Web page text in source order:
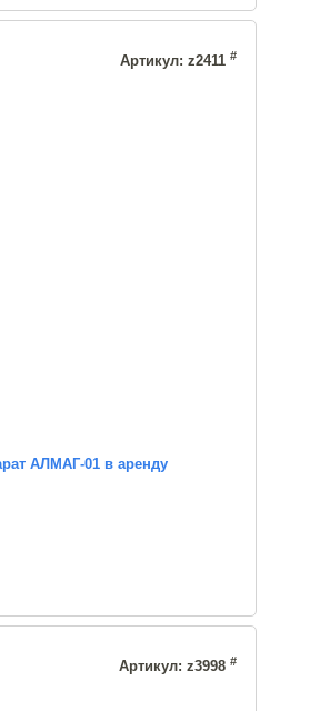
Артикул: z2411 #
АЛМАГ-01 в аренду
Артикул: z3998 #